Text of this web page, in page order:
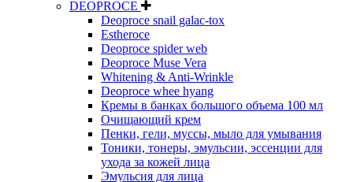
DEOPROCE
Deoproce snail galac-tox
Estheroce
Deoproce spider web
Deoproce Muse Vera
Whitening & Anti-Wrinkle
Deoproce whee hyang
Кремы в банках большого объема 100 мл
Очищающий крем
Пенки, гели, муссы, мыло для умывания
Тоники, тонеры, эмульсии, эссенции для
ухода за кожей лица
Эмульсия для лица